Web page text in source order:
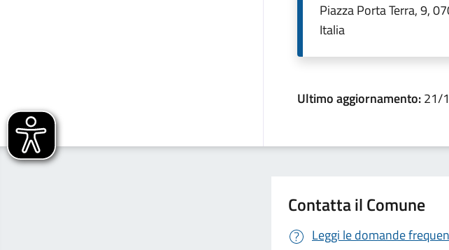
Piazza Porta Terra, 9,
Italia
Ultimo aggiornamento:21/
Contatta il Comune
Leggi le domande